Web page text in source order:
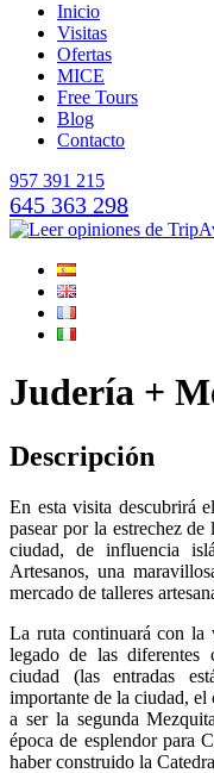
Inicio
Visitas
Ofertas
MICE
Free Tours
Blog
Contacto
957 391 215
645 363 298
Judería +
Descripción
En esta visita descubrirá
pasear por la estrechez
ciudad, de influencia
Artesanos, una
mercado de talleres
La ruta continuará con la
legado de las diferentes
ciudad (las entradas
importante de la ciudad,
a ser la segunda
época de esplendor para
haber construido la